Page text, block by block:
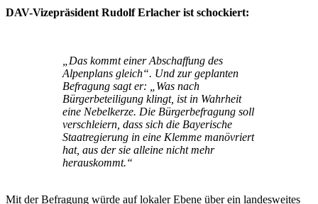
DAV-Vizepräsident Rudolf Erlacher ist schockiert:
„Das kommt einer Abschaffung des
Alpenplans gleich“. Und zur geplanten
Befragung sagt er: „Was nach
Bürgerbeteiligung klingt, ist in Wahrheit
eine Nebelkerze. Die Bürgerbefragung soll
verschleiern, dass sich die Bayerische
Staatregierung in eine Klemme manövriert
hat, aus der sie alleine nicht mehr
herauskommt.“
Mit der Befragung würde auf lokaler Ebene über ein landesweites